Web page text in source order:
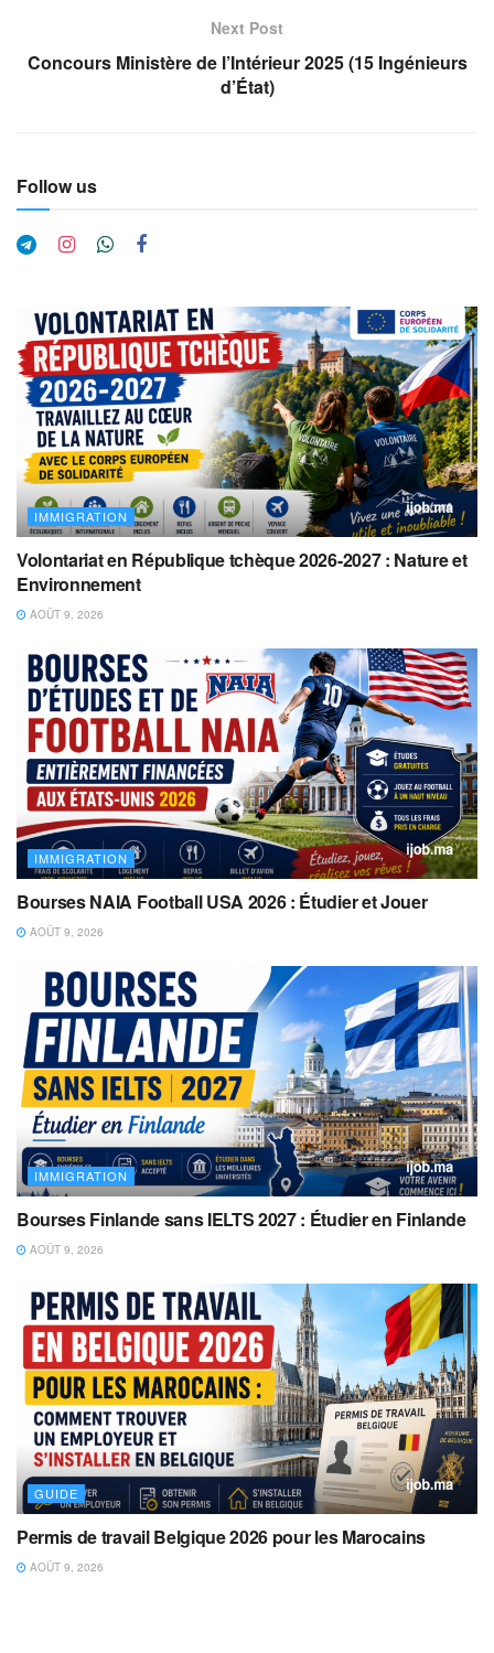
Next Post
Concours Ministère de l’Intérieur 2025 (15 Ingénieurs
d’État)
Follow us
IMMIGRATION
Volontariat en République tchèque 2026-2027 : Nature et
Environnement
AOÛT 9, 2026
IMMIGRATION
Bourses NAIA Football USA 2026 : Étudier et Jouer
AOÛT 9, 2026
IMMIGRATION
Bourses Finlande sans IELTS 2027 : Étudier en Finlande
AOÛT 9, 2026
GUIDE
Permis de travail Belgique 2026 pour les Marocains
AOÛT 9, 2026